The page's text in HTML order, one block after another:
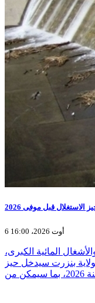
قبل موفى 2026
6 أوت 2026، 16:00
المائية الكبرى،
بنزرت سيدخل حيز